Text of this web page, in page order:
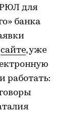
для
банка
сайте, уже
работать: